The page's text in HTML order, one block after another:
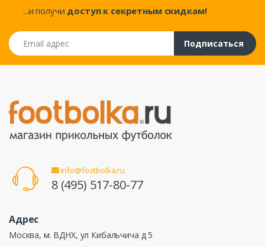
...и получи доступ к секретным скидкам!
Email адрес
Подписаться
info@footbolka.ru
8 (495) 517-80-77
Адрес
Москва, м. ВДНХ, ул Кибальчича д 5